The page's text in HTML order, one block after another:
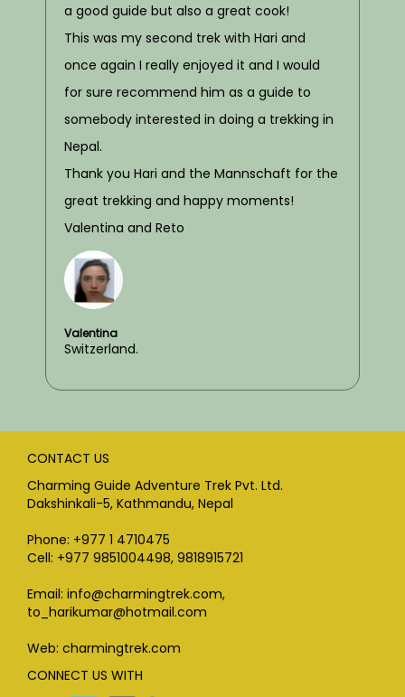
a good guide but also a great cook!
This was my second trek with Hari and
once again I really enjoyed it and I would
for sure recommend him as a guide to
somebody interested in doing a trekking in
Nepal.
Thank you Hari and the Mannschaft for the
great trekking and happy moments!
Valentina and Reto
Valentina
Switzerland.
CONTACT US
Charming Guide Adventure Trek Pvt. Ltd.
Dakshinkali-5, Kathmandu, Nepal
Phone: +977 1 4710475
Cell: +977 9851004498, 9818915721
Email: info@charmingtrek.com,
to_harikumar@hotmail.com
Web: charmingtrek.com
CONNECT US WITH